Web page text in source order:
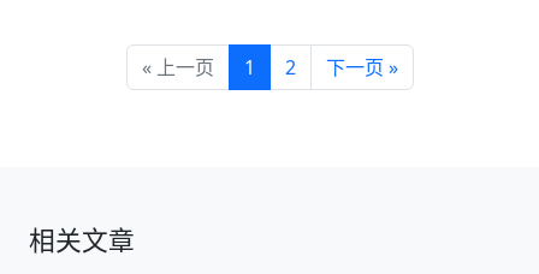
« 上一页 1 2 下一页 »
相关文章